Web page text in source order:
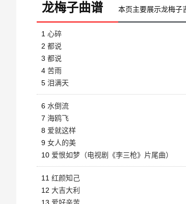
龙梅子曲谱 本页主要展示龙梅子
1 心碎
2 都说
3 都说
4 苦雨
5 泪满天
6 水倒流
7 海鸥飞
8 爱就这样
9 女人的美
10 爱恨如梦（电视剧《李三枪》片尾曲）
11 红颜知己
12 大吉大利